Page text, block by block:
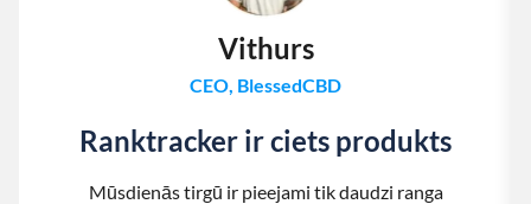
Vithurs
CEO, BlessedCBD
Ranktracker ir ciets produkts
Mūsdienās tirgū ir pieejami tik daudzi ranga